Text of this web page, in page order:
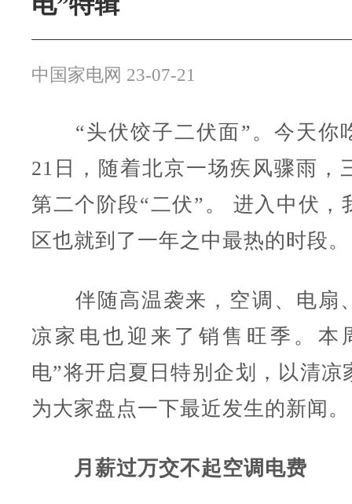
中国家电网 23-07-21
“头伏饺子二伏面”。今天你
21日，随着北京一场疾风骤雨，
第二个阶段“二伏”。 进入中伏，
区也就到了一年之中最热的时段。
伴随高温袭来，空调、电扇
凉家电也迎来了销售旺季。本
电”将开启夏日特别企划，以清凉
为大家盘点一下最近发生的新闻。
月薪过万交不起空调电费